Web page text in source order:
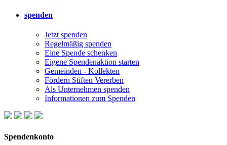
spenden
Jetzt spenden
Regelmäßig spenden
Eine Spende schenken
Eigene Spendenaktion starten
Gemeinden - Kollekten
Fördern Stiften Vererben
Als Unternehmen spenden
Informationen zum Spenden
Spendenkonto